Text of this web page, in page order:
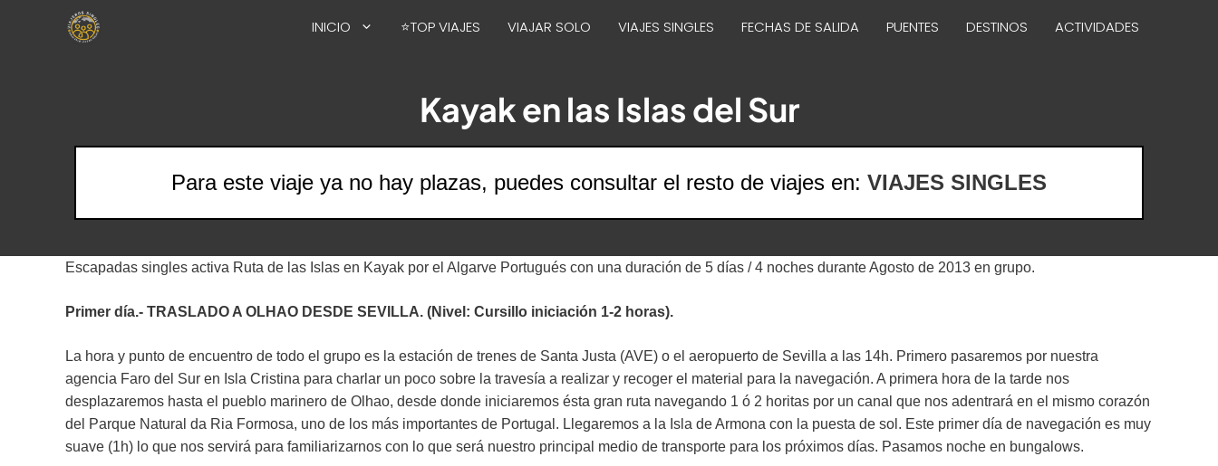
INICIO ⭐TOP VIAJES VIAJAR SOLO VIAJES SINGLES FECHAS DE SALIDA PUENTES DESTINOS ACTIVIDADES
Kayak en las Islas del Sur
Para este viaje ya no hay plazas, puedes consultar el resto de viajes en: VIAJES SINGLES
Escapadas singles activa Ruta de las Islas en Kayak por el Algarve Portugués con una duración de 5 días / 4 noches durante Agosto de 2013 en grupo.
Primer día.- TRASLADO A OLHAO DESDE SEVILLA. (Nivel: Cursillo iniciación 1-2 horas).
La hora y punto de encuentro de todo el grupo es la estación de trenes de Santa Justa (AVE) o el aeropuerto de Sevilla a las 14h. Primero pasaremos por nuestra
agencia Faro del Sur en Isla Cristina para charlar un poco sobre la travesía a realizar y recoger el material para la navegación. A primera hora de la tarde nos
desplazaremos hasta el pueblo marinero de Olhao, desde donde iniciaremos ésta gran ruta navegando 1 ó 2 horitas por un canal que nos adentrará en el mismo corazón
del Parque Natural da Ria Formosa, uno de los más importantes de Portugal. Llegaremos a la Isla de Armona con la puesta de sol. Este primer día de navegación es muy
suave (1h) lo que nos servirá para familiarizarnos con lo que será nuestro principal medio de transporte para los próximos días. Pasamos noche en bungalows.